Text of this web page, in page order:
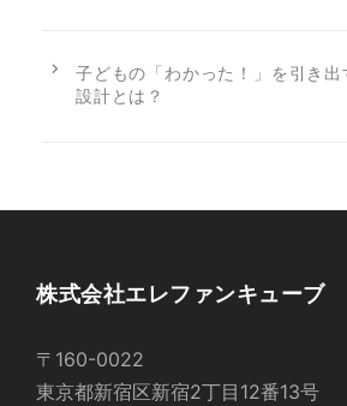
子どもの「わかった！」を引き
設計とは？
株式会社エレファンキューブ
〒160-0022
東京都新宿区新宿2丁目12番13号